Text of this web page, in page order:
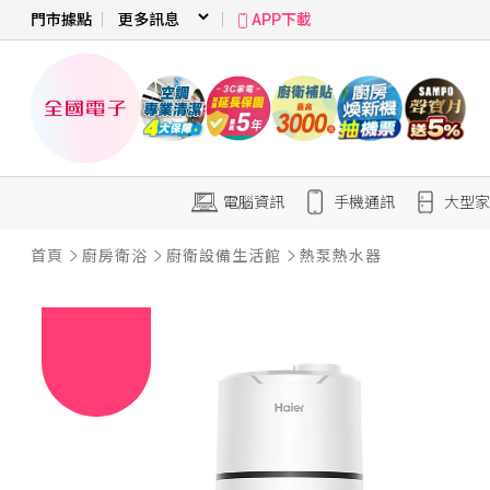
門市據點 APP下載
電腦資訊 手機通訊 大型
首頁 廚房衛浴 廚衛設備生活館 熱泵熱水器